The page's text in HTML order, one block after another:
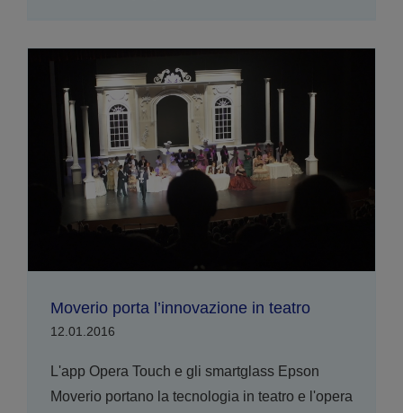
Moverio porta l’innovazione in teatro
12.01.2016
L'app Opera Touch e gli smartglass Epson
Moverio portano la tecnologia in teatro e l'opera